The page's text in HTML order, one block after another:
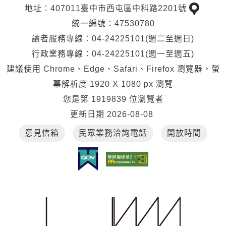
地址︰407011臺中市西屯區中科路2201號
交
位
置
統一編號：47530780
讀者服務專線︰04-24225101(週二至週日)
行政業務專線：04-24225101(週一至週五)
建議使用 Chrome、Edge、Safari、Firefox 瀏覽器，螢
幕解析度 1920 X 1080 px 瀏覽
您是第 1919839 位瀏覽者
更新日期 2026-08-08
意見信箱 民眾業務洽詢電話 開放時間